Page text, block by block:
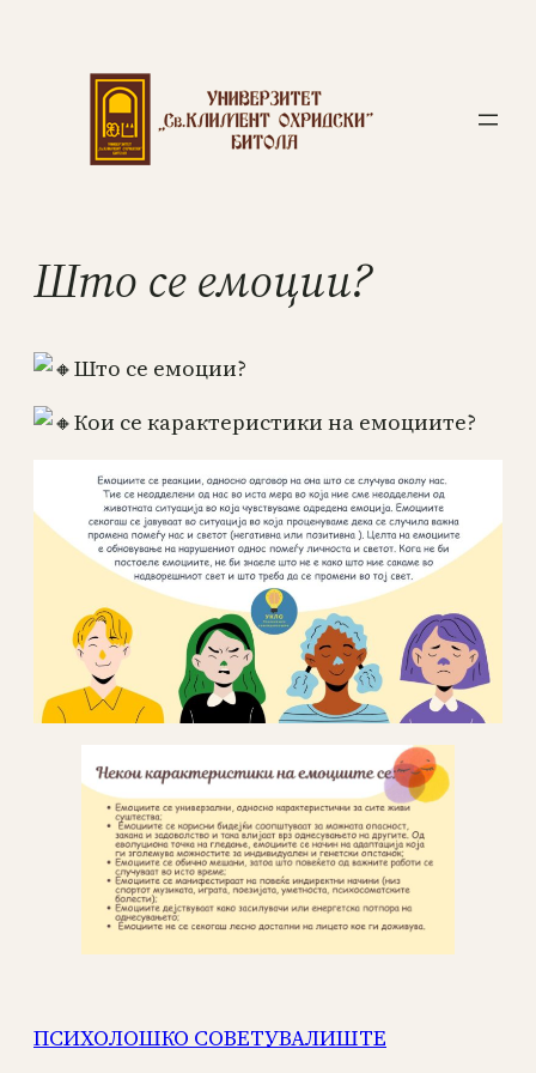
Што се емоции?
Што се емоции?
Кои се карактеристики на емоциите?
ПСИХОЛОШКО СОВЕТУВАЛИШТЕ